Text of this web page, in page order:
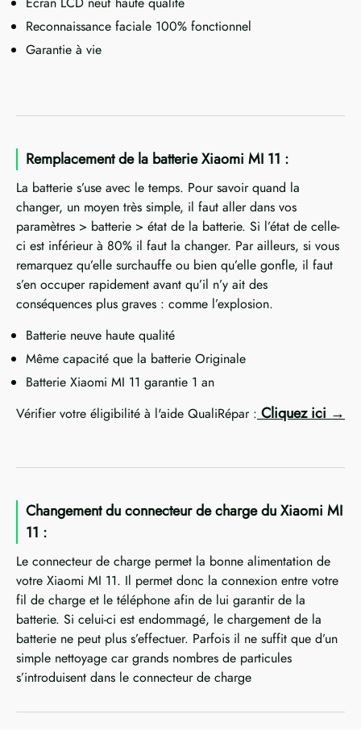
Reconnaissance faciale 100% fonctionnel
Garantie à vie
Remplacement de la batterie Xiaomi MI 11 :
La batterie s’use avec le temps. Pour savoir quand la
changer, un moyen très simple, il faut aller dans vos
paramètres > batterie > état de la batterie. Si l’état de celle-
ci est inférieur à 80% il faut la changer. Par ailleurs, si vous
remarquez qu’elle surchauffe ou bien qu’elle gonfle, il faut
s’en occuper rapidement avant qu’il n’y ait des
conséquences plus graves : comme l’explosion.
Batterie neuve haute qualité
Même capacité que la batterie Originale
Batterie Xiaomi MI 11 garantie 1 an
Vérifier votre éligibilité à l'aide QualiRépar : Cliquez ici
Changement du connecteur de charge du Xiaomi MI
11 :
Le connecteur de charge permet la bonne alimentation de
votre Xiaomi MI 11. Il permet donc la connexion entre votre
fil de charge et le téléphone afin de lui garantir de la
batterie. Si celui-ci est endommagé, le chargement de la
batterie ne peut plus s’effectuer. Parfois il ne suffit que d’un
simple nettoyage car grands nombres de particules
s’introduisent dans le connecteur de charge